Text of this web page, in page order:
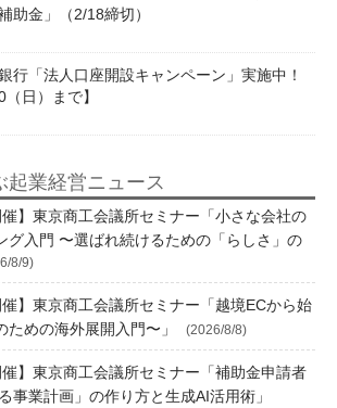
助金」（2/18締切）
行「法人口座開設キャンペーン」実施中！
（日）まで】
起業経営ニュース
催】東京商工会議所セミナー「小さな会社の
グ入門 〜選ばれ続けるための「らしさ」の
8/9)
催】東京商工会議所セミナー「越境ECから始
めの海外展開入門〜」
(2026/8/8)
催】東京商工会議所セミナー「補助金申請者
事業計画」の作り方と生成AI活用術」